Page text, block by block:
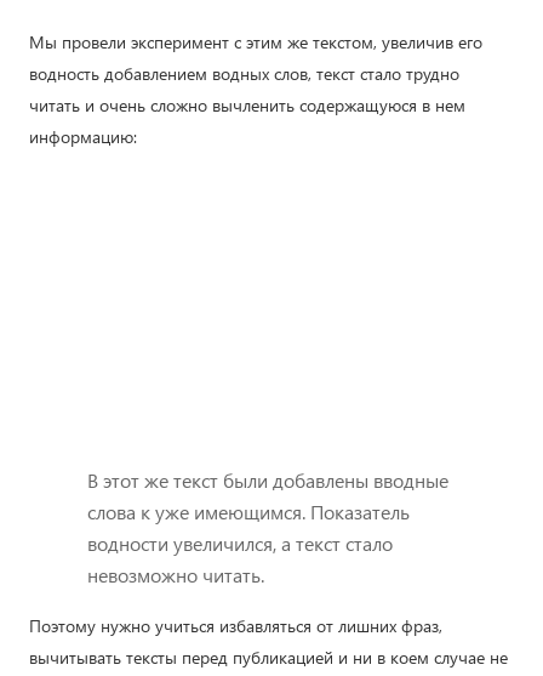
Мы провели эксперимент с этим же текстом, увеличив его
водность добавлением водных слов, текст стало трудно
читать и очень сложно вычленить содержащуюся в нем
информацию:
В этот же текст были добавлены вводные
слова к уже имеющимся. Показатель
водности увеличился, а текст стало
невозможно читать.
Поэтому нужно учиться избавляться от лишних фраз,
вычитывать тексты перед публикацией и ни в коем случае не